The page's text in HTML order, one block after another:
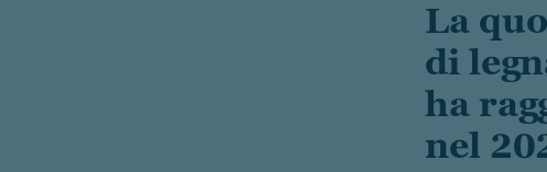
La
di
ha
nel